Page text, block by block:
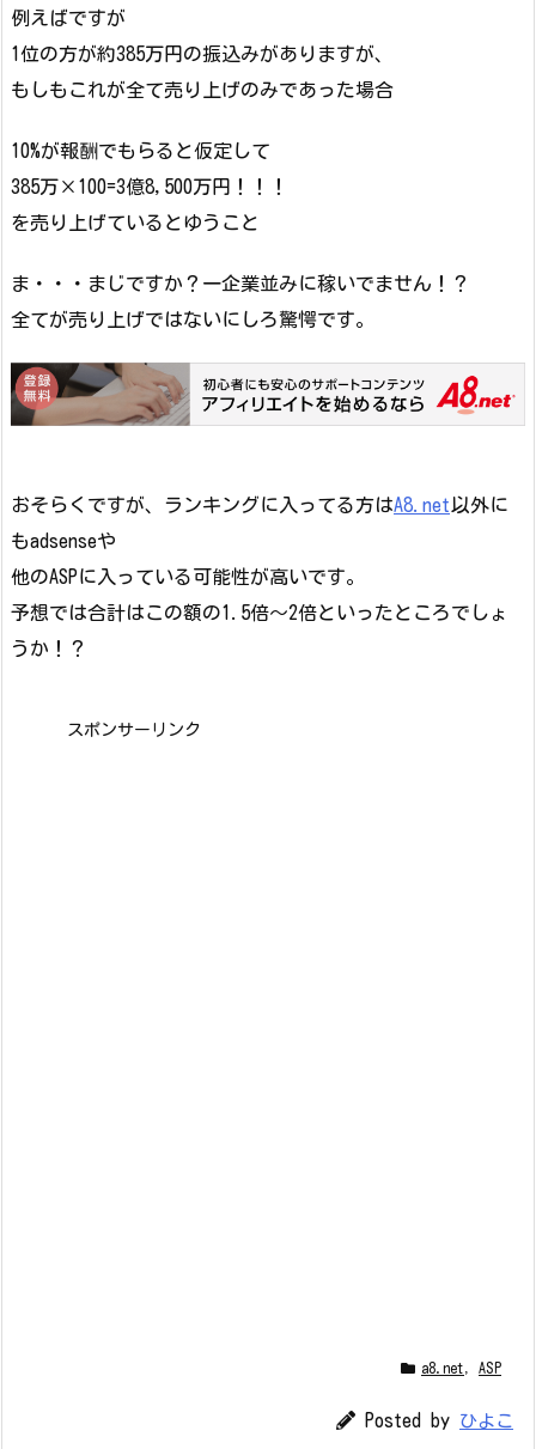
例えばですが
1位の方が約385万円の振込みがありますが、
もしもこれが全て売り上げのみであった場合
10%が報酬でもらると仮定して
385万×100=3億8,500万円！！！
を売り上げているとゆうこと
ま・・・まじですか？一企業並みに稼いでません！？
全てが売り上げではないにしろ驚愕です。
おそらくですが、ランキングに入ってる方はA8.net 以外に
もadsenseや
他のASPに入っている可能性が高いです。
予想では合計はこの額の1.5倍～2倍といったところでしょ
うか！？
スポンサーリンク
a8.net, ASP
Posted by ひよこ